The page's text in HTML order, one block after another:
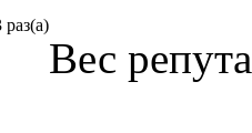
Вес